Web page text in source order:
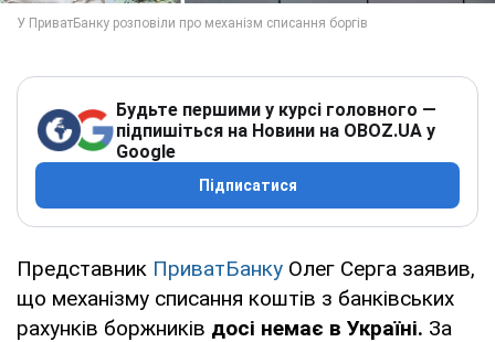
Будьте першими у курсі головного —
підпишіться на Новини на OBOZ.UA у
Google
Підписатися
Представник ПриватБанку Олег Серга заявив,
що механізму списання коштів з банківських
рахунків боржників досі немає в Україні. За